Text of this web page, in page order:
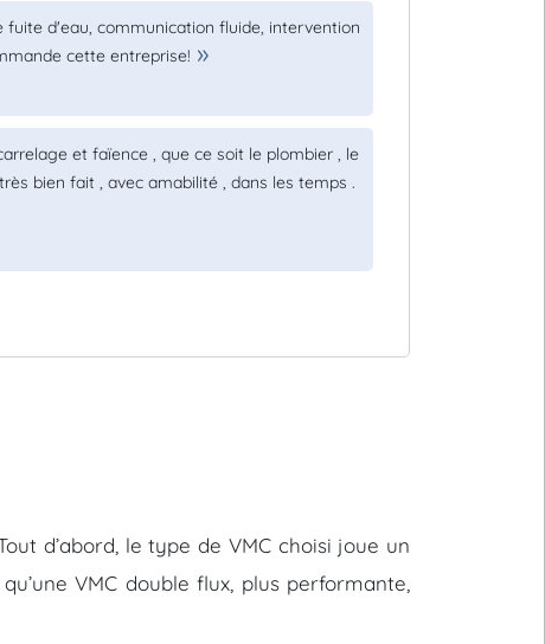
d'eau, communication fluide, intervention
cette entreprise!
et faïence , que ce soit le plombier , le
bien fait , avec amabilité , dans les temps .
d’abord, le type de VMC choisi joue un
VMC double flux, plus performante,